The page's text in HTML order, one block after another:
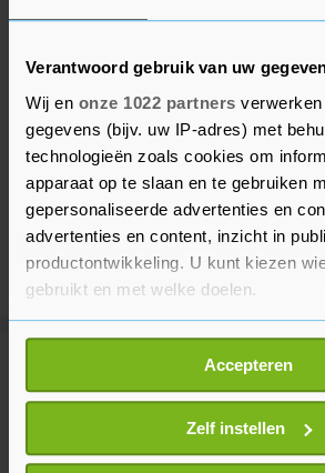
Verantwoord gebruik van uw
Wij en onze 1022 partners
gegevens (bijv. uw IP-adres) met
technologieën zoals cookies om
apparaat op te slaan en te gebruiken
gepersonaliseerde advertenties en
advertenties en content, inzicht in
productontwikkeling. U kunt kiezen
gebruikt en met welke doelen.
Als u het toestaat, willen we ook
Informatie verzamelen over uw
locatie, die tot een paar meter
Uw apparaat identificeren door
scannen op specifieke
Accepteren
Zelf instellen
Meer uit Binnenland
Gewonde bij steekincident in